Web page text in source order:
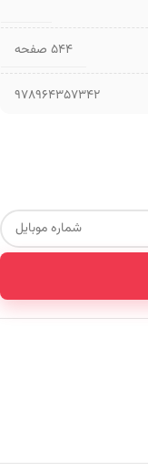
۵۴۴ صفحه
978964357342